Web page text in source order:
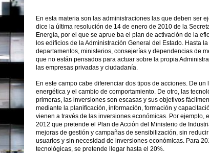
En esta materia son las administraciones las que deben ser
dice la última resolución de 14 de enero de 2010 de la
Energía, por el que se aprue ba el plan de activación de la
los edificios de la Administración General del Estado. Hasta
departamentos, ministerios, consejerías y dependencias de
que no están pensados para actuar sobre la propia
las empresas privadas y ciudadanía.
En este campo cabe diferenciar dos tipos de acciones. De un
energética y el cambio de comportamiento. De otro, las
primeras, las inversiones son escasas y sus objetivos
mediante la planificación, información, formación y
vienen a través de las inversiones económicas. Por ejemplo,
2012 que pretende el Plan de Acción del Ministerio de
mejoras de gestión y campañas de sensibilización, sin
usuarios y sin necesidad de inversiones económicas. Para
tecnológicas, se pretende llegar hasta el 20%.